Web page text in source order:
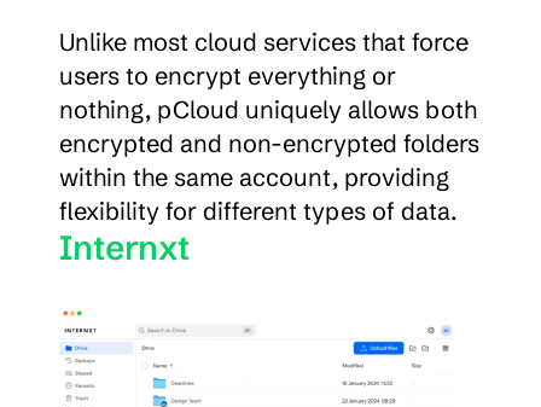
Unlike most cloud services that force
users to encrypt everything or
nothing, pCloud uniquely allows both
encrypted and non-encrypted folders
within the same account, providing
flexibility for different types of data.
Internxt